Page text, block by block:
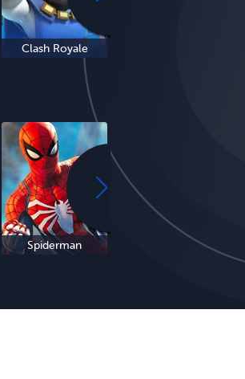
Clash Royale
Spiderman Minecraft